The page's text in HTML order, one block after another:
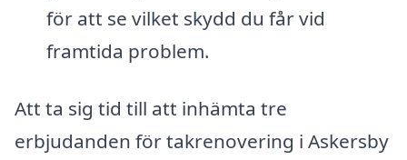
för att se vilket skydd du får vid
framtida problem.
Att ta sig tid till att inhämta tre
erbjudanden för takrenovering i Askersby